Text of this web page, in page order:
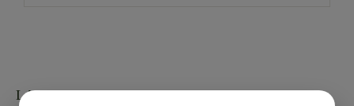
LAGUIOLE champagnesabel